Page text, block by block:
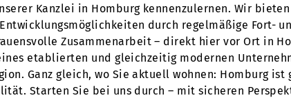
Kanzlei in Homburg kennenzulernen. Wir
durch regelmäßige Fort-
Zusammenarbeit – direkt hier vor Ort in
etablierten und gleichzeitig modernen
Ganz gleich, wo Sie aktuell wohnen: Homburg
Starten Sie bei uns durch – mit sicheren